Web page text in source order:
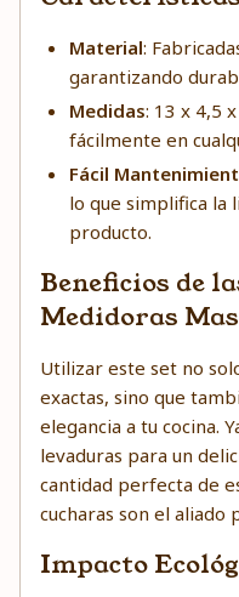
Material:
garantizando
Medidas: 13 x 4,5
fácilmente en
Fácil
lo que simplifica la
producto.
Beneficios de
Medidoras
Utilizar este set no
exactas, sino que
elegancia a tu cocina.
levaduras para un
cantidad perfecta de
cucharas son el
Impacto